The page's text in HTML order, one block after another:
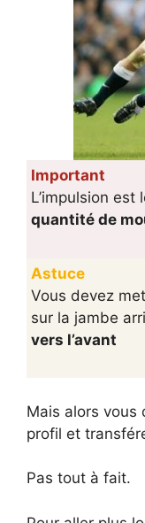
Important
L’impulsion est
quantité de
Astuce
Vous devez
sur la jambe
vers l’avant
Mais alors vous
profil et
Pas tout à fait.